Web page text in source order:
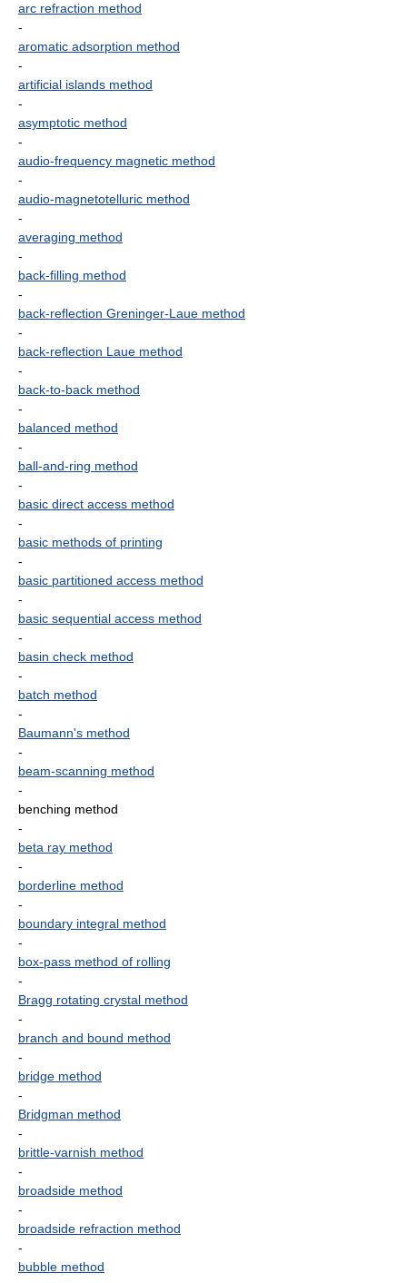
arc refraction method
-
aromatic adsorption method
-
artificial islands method
-
asymptotic method
-
audio-frequency magnetic method
-
audio-magnetotelluric method
-
averaging method
-
back-filling method
-
back-reflection Greninger-Laue method
-
back-reflection Laue method
-
back-to-back method
-
balanced method
-
ball-and-ring method
-
basic direct access method
-
basic methods of printing
-
basic partitioned access method
-
basic sequential access method
-
basin check method
-
batch method
-
Baumann's method
-
beam-scanning method
-
benching method
-
beta ray method
-
borderline method
-
boundary integral method
-
box-pass method of rolling
-
Bragg rotating crystal method
-
branch and bound method
-
bridge method
-
Bridgman method
-
brittle-varnish method
-
broadside method
-
broadside refraction method
-
bubble method